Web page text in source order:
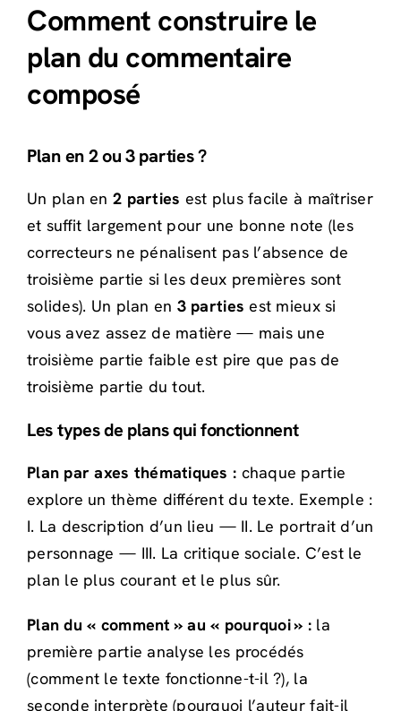
Comment construire le
plan du commentaire
composé
Plan en 2 ou 3 parties ?
Un plan en 2 parties est plus facile à maîtriser
et suffit largement pour une bonne note (les
correcteurs ne pénalisent pas l’absence de
troisième partie si les deux premières sont
solides). Un plan en 3 parties est mieux si
vous avez assez de matière — mais une
troisième partie faible est pire que pas de
troisième partie du tout.
Les types de plans qui fonctionnent
Plan par axes thématiques : chaque partie
explore un thème différent du texte. Exemple :
I. La description d’un lieu — II. Le portrait d’un
personnage — III. La critique sociale. C’est le
plan le plus courant et le plus sûr.
Plan du « comment » au « pourquoi » : la
première partie analyse les procédés
(comment le texte fonctionne-t-il ?), la
seconde interprète (pourquoi l’auteur fait-il